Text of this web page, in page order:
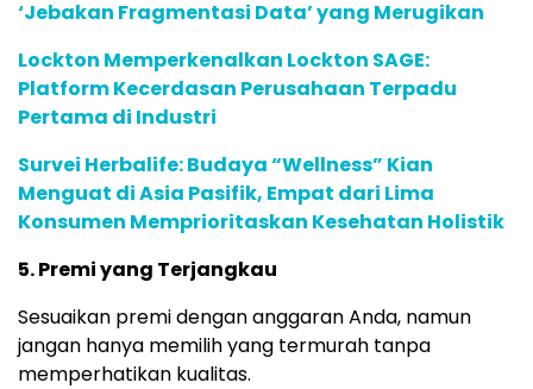
‘Jebakan Fragmentasi Data’ yang Merugikan
Lockton Memperkenalkan Lockton SAGE:
Platform Kecerdasan Perusahaan Terpadu
Pertama di Industri
Survei Herbalife: Budaya “Wellness” Kian
Menguat di Asia Pasifik, Empat dari Lima
Konsumen Memprioritaskan Kesehatan Holistik
5. Premi yang Terjangkau
Sesuaikan premi dengan anggaran Anda, namun
jangan hanya memilih yang termurah tanpa
memperhatikan kualitas.